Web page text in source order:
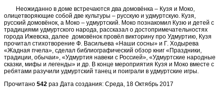
Неожиданно в доме встречаются два домовёнка – Кузя и Моко,
олицетворяющие собой две культуры – русскую и удмуртскую. Кузя,
русский домовёнок, а Моко – удмуртский. Моко познакомил Кузю и детей с
традициями удмуртского народа, рассказал о достопримечательностях
города Ижевска, далее домовёнок провёл викторину про Удмуртию, Кузя
прочитал стихотворение Ф. Васильева «Наши сосны» и Г. Ходырева
«Жадная пчела», сделал библиографический обзор книг «Праздники,
традиции, обычаи», «Удмуртия навеки с Россией», «Удмуртские народные
сказки, мифы и легенды» и др. В конце мероприятия Кузя и Моко вместе с
ребятами разучили удмуртский танец и поиграли в удмуртские игры.
Прочитано 542 раз Дата создания: Среда, 18 Октябрь 2017